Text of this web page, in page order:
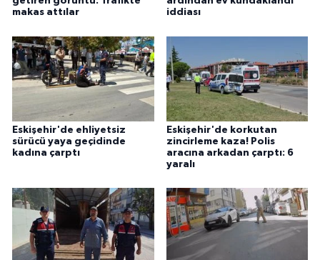
makas attılar
iddiası
Eskişehir'de ehliyetsiz
sürücü yaya geçidinde
kadına çarptı
Eskişehir'de korkutan
zincirleme kaza! Polis
aracına arkadan çarptı: 6
yaralı